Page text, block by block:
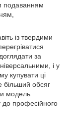
подаванням
із твердими
за
і у
купувати ці
більший обсяг
модель
професійного